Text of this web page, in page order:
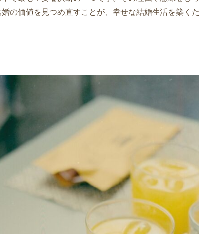
の価値を見つめ直すことが、幸せな結婚生活を築くた